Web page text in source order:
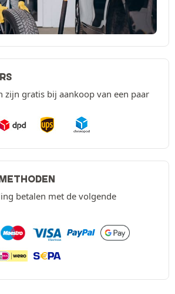
zijn gratis bij aankoop van een paar
betalen met de volgende